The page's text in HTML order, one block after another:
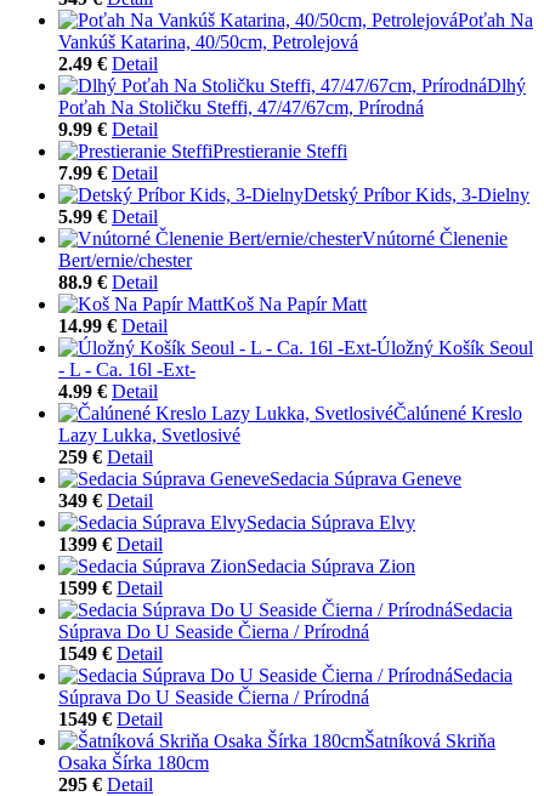
Poťah Na
Vankúš Katarina, 40/50cm, Petrolejová
2.49 € Detail
Dlhý
Poťah Na Stoličku Steffi, 47/47/67cm, Prírodná
9.99 € Detail
Prestieranie Steffi
7.99 € Detail
Detský Príbor Kids, 3-Dielny
5.99 € Detail
Vnútorné Členenie
Bert/ernie/chester
88.9 € Detail
Koš Na Papír Matt
14.99 € Detail
Úložný Košík Seoul
- L - Ca. 16l -Ext-
4.99 € Detail
Čalúnené Kreslo
Lazy Lukka, Svetlosivé
259 € Detail
Sedacia Súprava Geneve
349 € Detail
Sedacia Súprava Elvy
1399 € Detail
Sedacia Súprava Zion
1599 € Detail
Sedacia
Súprava Do U Seaside Čierna / Prírodná
1549 € Detail
Sedacia
Súprava Do U Seaside Čierna / Prírodná
1549 € Detail
Šatníková Skriňa
Osaka Šírka 180cm
295 € Detail